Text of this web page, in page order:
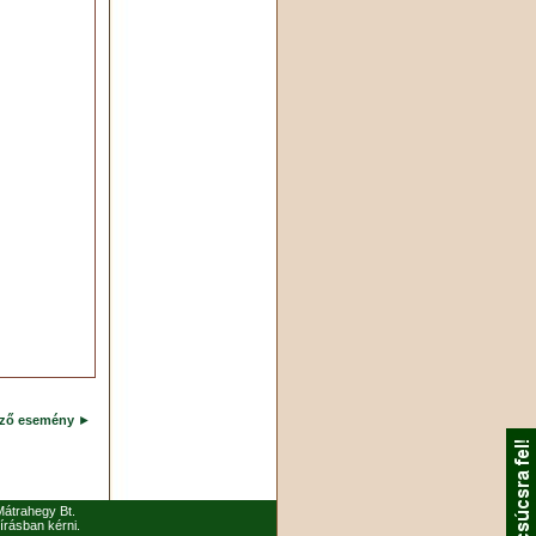
esemény ►
Bt.
kérni.